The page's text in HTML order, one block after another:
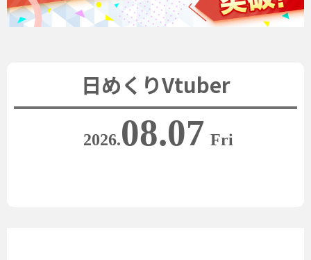
日めくりVtuber
2026.08.07 Fri